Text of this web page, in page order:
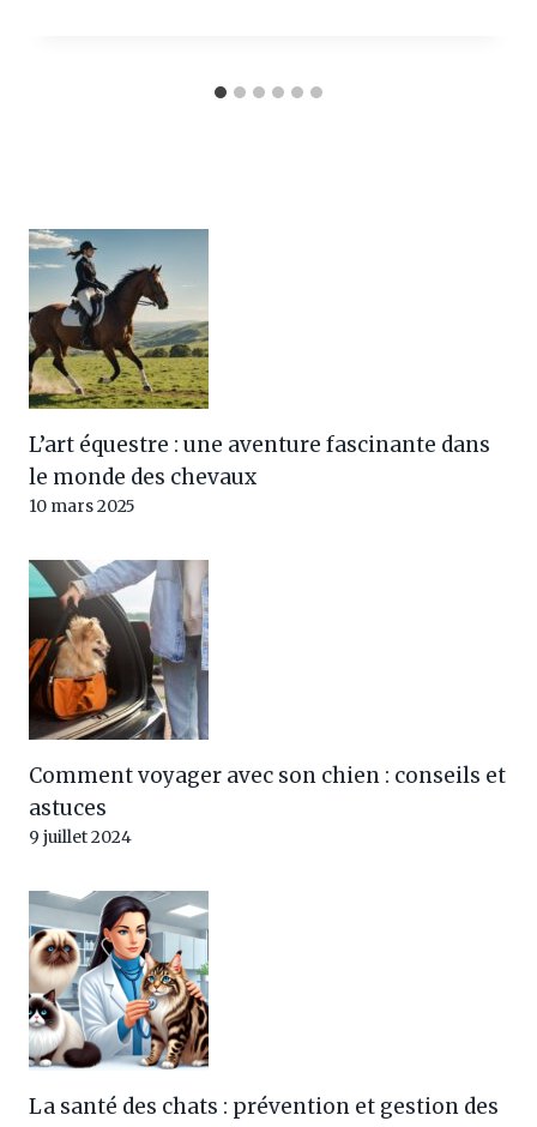
L’art équestre : une aventure fascinante dans
le monde des chevaux
10 mars 2025
Comment voyager avec son chien : conseils et
astuces
9 juillet 2024
La santé des chats : prévention et gestion des